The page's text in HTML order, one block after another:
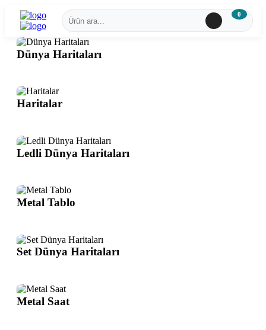
0
Dünya Haritaları
Haritalar
Ledli Dünya Haritaları
Metal Tablo
Set Dünya Haritaları
Metal Saat